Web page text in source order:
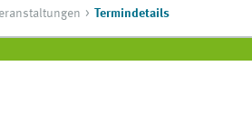
Termindetails